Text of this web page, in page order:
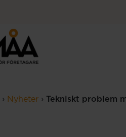
› Nyheter › Tekniskt problem